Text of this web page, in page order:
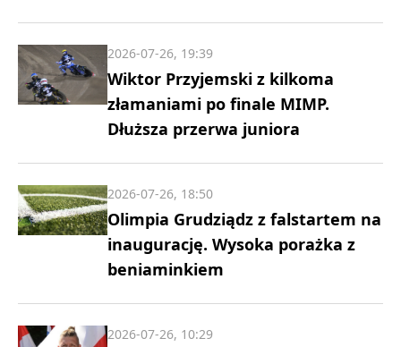
Wiktor Przyjemski z kilkoma
złamaniami po finale MIMP.
Dłuższa przerwa juniora
2026-07-26, 19:39
Olimpia Grudziądz z falstartem na
inaugurację. Wysoka porażka z
beniaminkiem
2026-07-26, 18:50
2026-07-26, 10:29